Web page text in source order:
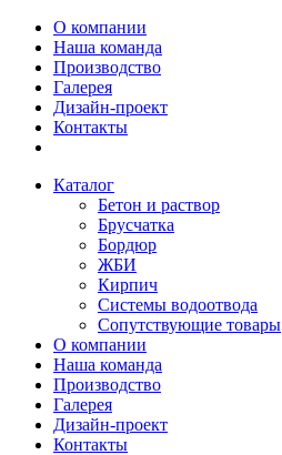
О компании
Наша команда
Производство
Галерея
Дизайн-проект
Контакты
Каталог
Бетон и раствор
Брусчатка
Бордюр
ЖБИ
Кирпич
Системы водоотвода
Сопутствующие товары
О компании
Наша команда
Производство
Галерея
Дизайн-проект
Контакты